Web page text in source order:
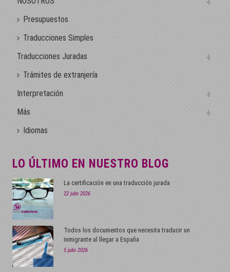
Presupuestos
Traducciones Simples
Traducciones Juradas
Trámites de extranjería
Interpretación
Más
Idiomas
LO ÚLTIMO EN NUESTRO BLOG
La certificación en una traducción jurada
22 julio 2026
Todos los documentos que necesita traducir un
inmigrante al llegar a España
5 julio 2026